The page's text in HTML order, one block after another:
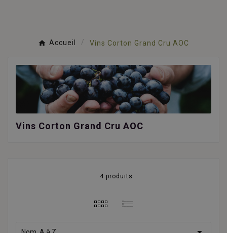
Accueil Vins Corton Grand Cru AOC
Vins Corton Grand Cru AOC
4 produits